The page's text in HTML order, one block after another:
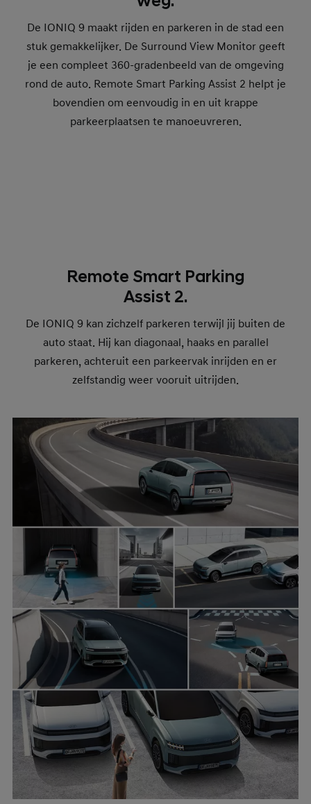
De IONIQ 9 maakt rijden en parkeren in de stad een
stuk gemakkelijker. De Surround View Monitor geeft
je een compleet 360-gradenbeeld van de omgeving
rond de auto. Remote Smart Parking Assist 2 helpt je
bovendien om eenvoudig in en uit krappe
parkeerplaatsen te manoeuvreren.
Remote Smart Parking
Assist 2.
De IONIQ 9 kan zichzelf parkeren terwijl jij buiten de
auto staat. Hij kan diagonaal, haaks en parallel
parkeren, achteruit een parkeervak inrijden en er
zelfstandig weer vooruit uitrijden.